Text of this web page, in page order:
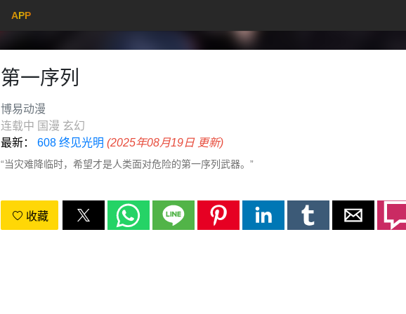
APP
第一序列
博易动漫
连载中 国漫 玄幻
最新： 608 终见光明 (2025年08月19日 更新)
“当灾难降临时，希望才是人类面对危险的第一序列武器。”
收藏